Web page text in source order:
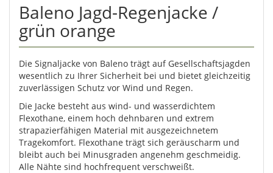
Baleno Jagd-Regenjacke /
grün orange
Die Signaljacke von Baleno trägt auf Gesellschaftsjagden
wesentlich zu Ihrer Sicherheit bei und bietet gleichzeitig
zuverlässigen Schutz vor Wind und Regen.
Die Jacke besteht aus wind- und wasserdichtem
Flexothane, einem hoch dehnbaren und extrem
strapazierfähigen Material mit ausgezeichnetem
Tragekomfort. Flexothane trägt sich geräuscharm und
bleibt auch bei Minusgraden angenehm geschmeidig.
Alle Nähte sind hochfrequent verschweißt.